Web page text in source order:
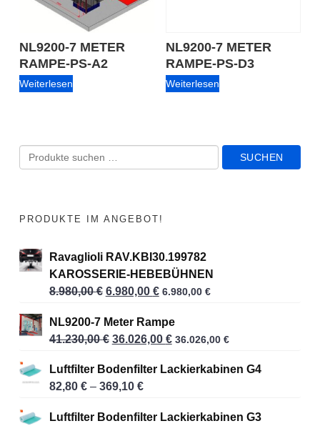
NL9200-7 METER
RAMPE-PS-A2
Weiterlesen
NL9200-7 METER
RAMPE-PS-D3
Weiterlesen
u
h
n
a
:
SUCHEN
PRODUKTE IM ANGEBOT!
Ravaglioli RAV.KBI30.199782
KAROSSERIE-HEBEBÜHNEN
8.980,00€ U
s
p
ü
n
6.980,00 €A
t
u
l
e
6.980,00 €
NL9200-7 Meter Rampe
41.230,00€ U
s
p
36.026,00 €A
t
36.026,00 €
Luftfilter Bodenfilter Lackierkabinen G4
82,80 € – 369,10 €P
e
Luftfilter Bodenfilter Lackierkabinen G3